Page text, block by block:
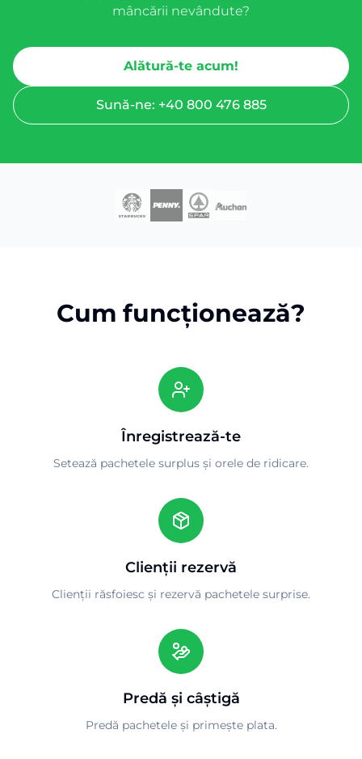
mâncării nevândute?
Alătură-te acum!
Sună-ne: +40 800 476 885
Cum funcționează?
Înregistrează-te
Setează pachetele surplus și orele de ridicare.
Clienții rezervă
Clienții răsfoiesc și rezervă pachetele surprise.
Predă și câștigă
Predă pachetele și primește plata.